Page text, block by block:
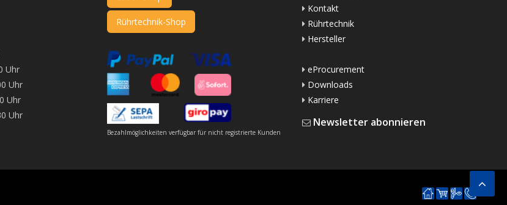
Uhr
Uhr
Rührtechnik-Shop
Bezahlmöglichkeiten verfügbar für nicht registrierte Kunden
Kontakt
Rührtechnik
Hersteller
eProcurement
Downloads
Karriere
Newsletter abonnieren